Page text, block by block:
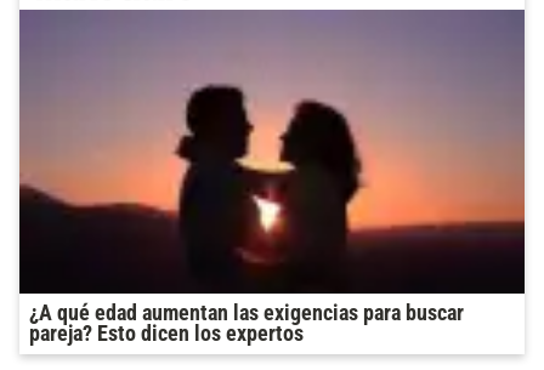
¿A qué edad aumentan las exigencias para buscar
pareja? Esto dicen los expertos